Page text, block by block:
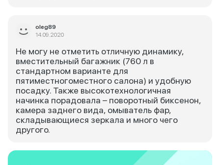
oleg89
14.09.2020
Не могу не отметить отличную динамику,
вместительный багажник (760 л в
стандартном варианте для
пятиместногоместного салона) и удобную
посадку. Также высокотехнологичная
начинка порадовала – поворотный биксенон,
камера заднего вида, омыватель фар,
складывающиеся зеркала и много чего
другого.